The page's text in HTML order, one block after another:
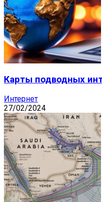
Карты подводных
Интернет
27/02/2024